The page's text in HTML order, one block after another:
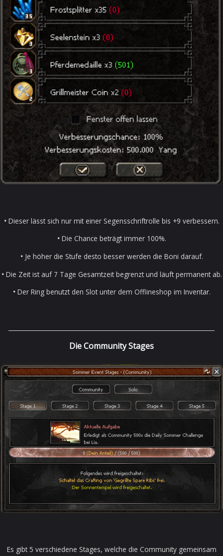
• Dieser lässt sich nur mit einer Segensschriftrolle bis +9 verbessern.
• Die Chance beträgt immer 100%.
• Je höher die Stufe desto besser werden die Boni darauf.
• Die Zeit ist auf 7 Tage Gesamtzeit begrenzt und läuft permanent ab.
• Der Ring benutzt den Slot unter dem Offlineshop im Inventar.
Die Community Stages
Es gibt 5 verschiedene Stages, welche die Community gemeinsam